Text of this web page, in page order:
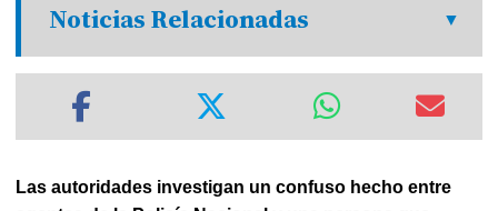
Noticias Relacionadas
Las autoridades investigan un confuso hecho entre